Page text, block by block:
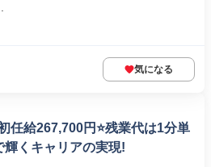
気になる
任給267,700円⭐️残業代は1分単
くキャリアの実現!